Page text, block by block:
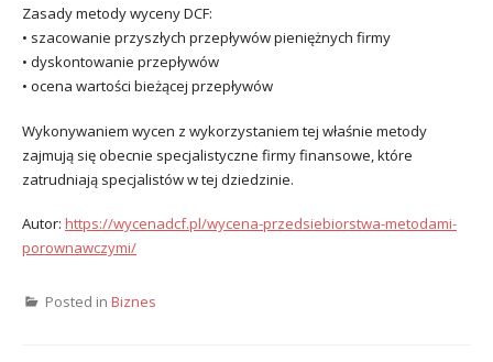
Zasady metody wyceny DCF:
• szacowanie przyszłych przepływów pieniężnych firmy
• dyskontowanie przepływów
• ocena wartości bieżącej przepływów
Wykonywaniem wycen z wykorzystaniem tej właśnie metody
zajmują się obecnie specjalistyczne firmy finansowe, które
zatrudniają specjalistów w tej dziedzinie.
Autor: https://wycenadcf.pl/wycena-przedsiebiorstwa-metodami-
porownawczymi/
Posted in Biznes